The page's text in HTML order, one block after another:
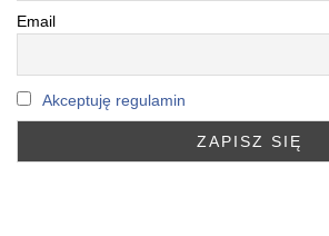
Email
Akceptuję regulamin